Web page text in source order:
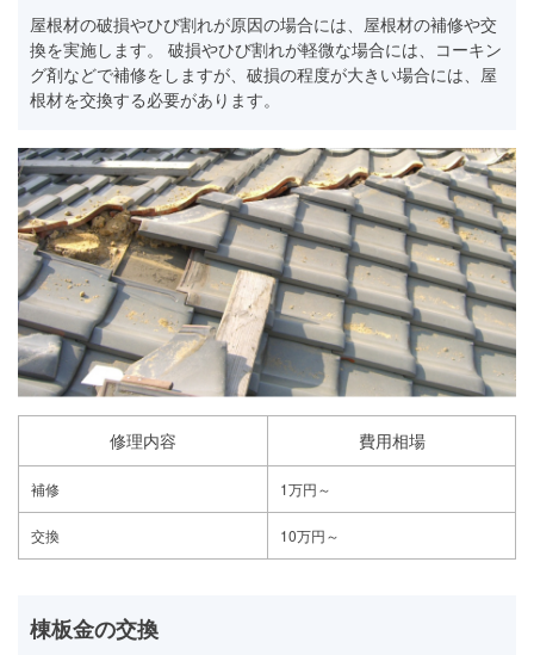
屋根材の破損やひび割れが原因の場合には、屋根材の補修や交
換を実施します。 破損やひび割れが軽微な場合には、コーキン
グ剤などで補修をしますが、破損の程度が大きい場合には、屋
根材を交換する必要があります。
修理内容 費用相場
補修 1万円～
交換 10万円～
棟板金の交換